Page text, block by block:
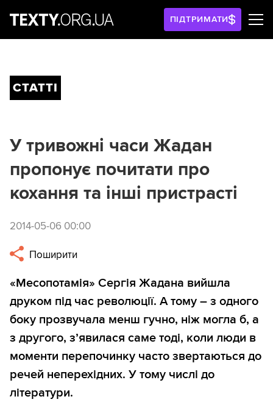
ПІДТРИМАТИ
СТАТТІ
У тривожні часи Жадан
пропонує почитати про
кохання та інші пристрасті
2014-05-06 00:00
Поширити
«Месопотамія» Сергія Жадана вийшла
друком під час революції. А тому – з одного
боку прозвучала менш гучно, ніж могла б, а
з другого, з’явилася саме тоді, коли люди в
моменти перепочинку часто звертаються до
речей неперехідних. У тому числі до
літератури.